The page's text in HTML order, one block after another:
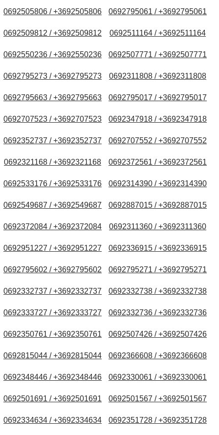
0692505806 / +3692505806 0692795061 / +3692795061
0692509812 / +3692509812 0692511164 / +3692511164
0692550236 / +3692550236 0692507771 / +3692507771
0692795273 / +3692795273 0692311808 / +3692311808
0692795663 / +3692795663 0692795017 / +3692795017
0692707523 / +3692707523 0692347918 / +3692347918
0692352737 / +3692352737 0692707552 / +3692707552
0692321168 / +3692321168 0692372561 / +3692372561
0692533176 / +3692533176 0692314390 / +3692314390
0692549687 / +3692549687 0692887015 / +3692887015
0692372084 / +3692372084 0692311360 / +3692311360
0692951227 / +3692951227 0692336915 / +3692336915
0692795602 / +3692795602 0692795271 / +3692795271
0692332737 / +3692332737 0692332738 / +3692332738
0692333727 / +3692333727 0692332736 / +3692332736
0692350761 / +3692350761 0692507426 / +3692507426
0692815044 / +3692815044 0692366608 / +3692366608
0692348446 / +3692348446 0692330061 / +3692330061
0692501691 / +3692501691 0692501567 / +3692501567
0692334634 / +3692334634 0692351728 / +3692351728